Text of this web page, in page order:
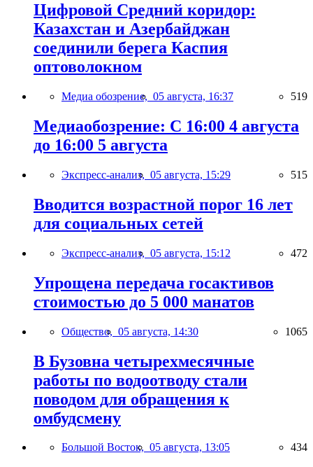
Цифровой Средний коридор:
Казахстан и Азербайджан
соединили берега Каспия
оптоволокном
Медиа обозрение, 05 августа, 16:37 519
Медиаобозрение: С 16:00 4 августа
до 16:00 5 августа
Экспресс-анализ, 05 августа, 15:29 515
Вводится возрастной порог 16 лет
для социальных сетей
Экспресс-анализ, 05 августа, 15:12 472
Упрощена передача госактивов
стоимостью до 5 000 манатов
Общество, 05 августа, 14:30 1065
В Бузовна четырехмесячные
работы по водоотводу стали
поводом для обращения к
омбудсмену
Большой Восток, 05 августа, 13:05 434